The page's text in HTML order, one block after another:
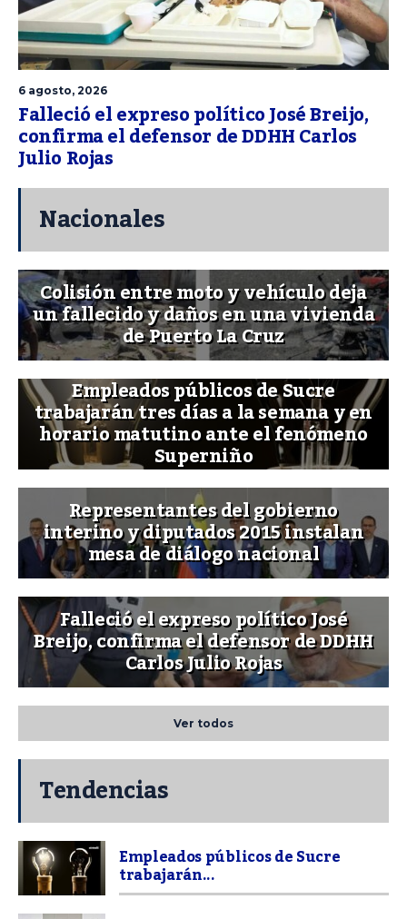
6 agosto, 2026
Falleció el expreso político José Breijo,
confirma el defensor de DDHH Carlos
Julio Rojas
Nacionales
Colisión entre moto y vehículo deja
un fallecido y daños en una vivienda
de Puerto La Cruz
Empleados públicos de Sucre
trabajarán tres días a la semana y en
horario matutino ante el fenómeno
Superniño
Representantes del gobierno
interino y diputados 2015 instalan
mesa de diálogo nacional
Falleció el expreso político José
Breijo, confirma el defensor de DDHH
Carlos Julio Rojas
Ver todos
Tendencias
Empleados públicos de Sucre
trabajarán...